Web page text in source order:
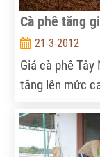
Cà phê tăng
21-3-2012
Giá cà phê
tăng lên mức
vẫn giữ hàng.